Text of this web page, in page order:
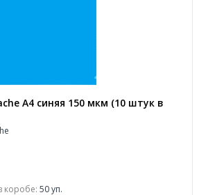
A4 синяя 150 мкм (10 штук в
коробе: 50 уп.